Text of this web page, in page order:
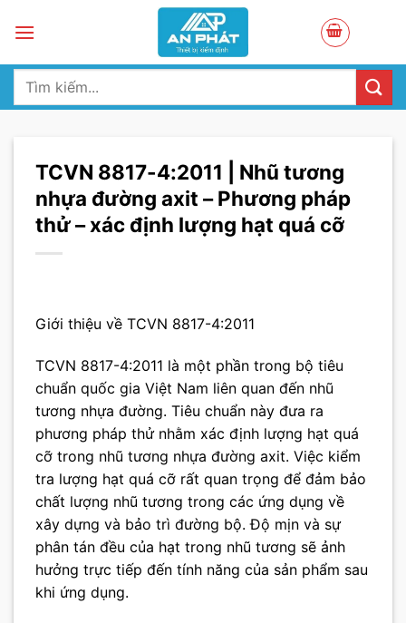
Tìm
TCVN 8817-4:2011 | Nhũ tương
nhựa đường axit – Phương pháp
thử – xác định lượng hạt quá cỡ
Giới thiệu về TCVN 8817-4:2011
TCVN 8817-4:2011 là một phần trong bộ tiêu
chuẩn quốc gia Việt Nam liên quan đến nhũ
tương nhựa đường. Tiêu chuẩn này đưa ra
phương pháp thử nhằm xác định lượng hạt quá
cỡ trong nhũ tương nhựa đường axit. Việc kiểm
tra lượng hạt quá cỡ rất quan trọng để đảm bảo
chất lượng nhũ tương trong các ứng dụng về
xây dựng và bảo trì đường bộ. Độ mịn và sự
phân tán đều của hạt trong nhũ tương sẽ ảnh
hưởng trực tiếp đến tính năng của sản phẩm sau
khi ứng dụng.